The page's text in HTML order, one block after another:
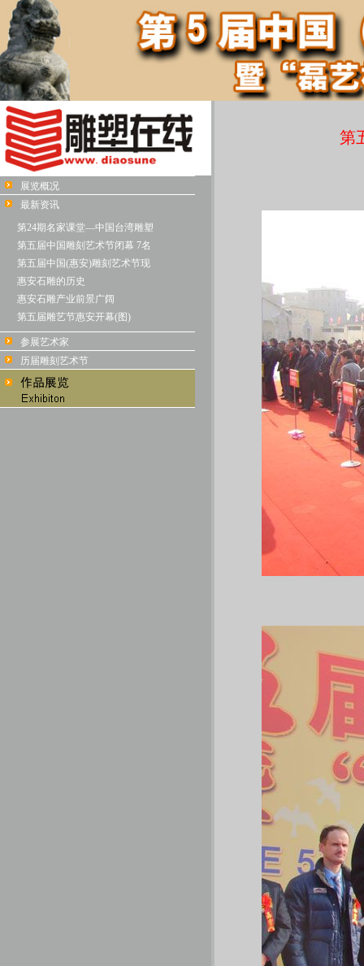
展览概况
最新资讯
第24期名家课堂—中国台湾雕塑
第五届中国雕刻艺术节闭幕 7名
第五届中国(惠安)雕刻艺术节现
惠安石雕的历史
惠安石雕产业前景广阔
第五届雕艺节惠安开幕(图)
参展艺术家
历届雕刻艺术节
第